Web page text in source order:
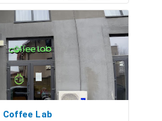
Coffee Lab